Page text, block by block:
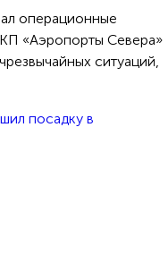
операционные
«Аэропорты Севера»
ситуаций,
посадку в